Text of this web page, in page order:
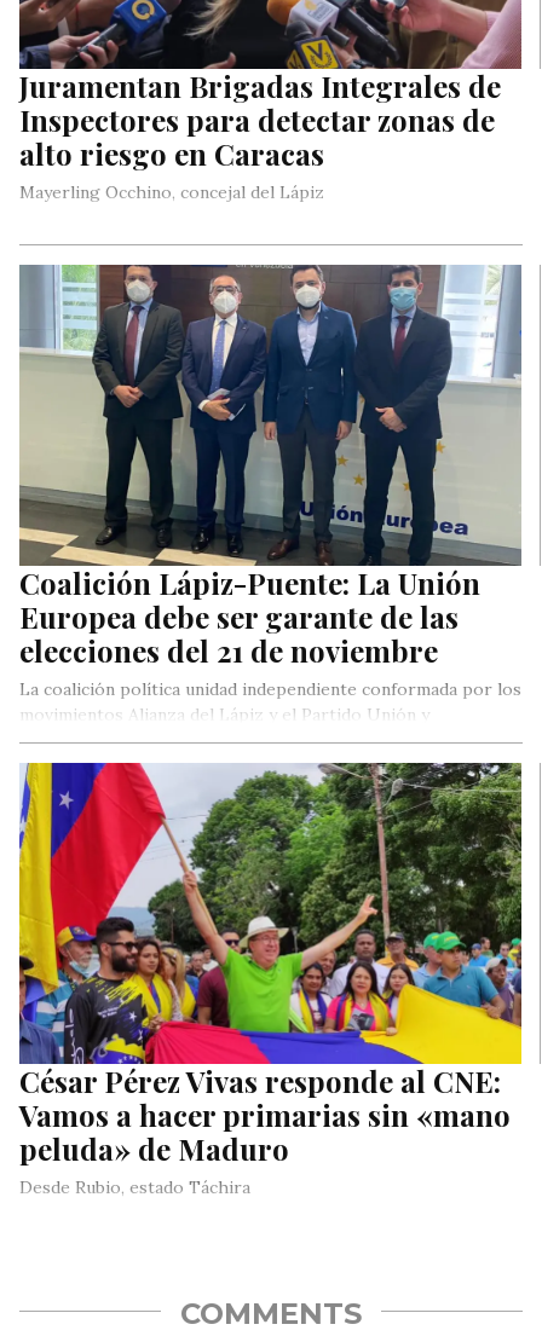
Juramentan Brigadas Integrales de
Inspectores para detectar zonas de
alto riesgo en Caracas
Mayerling Occhino, concejal del Lápiz
Coalición Lápiz-Puente: La Unión
Europea debe ser garante de las
elecciones del 21 de noviembre
La coalición política unidad independiente conformada por los
movimientos Alianza del Lápiz y el Partido Unión y
Entendimiento (Puente) fueron…
César Pérez Vivas responde al CNE:
Vamos a hacer primarias sin «mano
peluda» de Maduro
Desde Rubio, estado Táchira
COMMENTS